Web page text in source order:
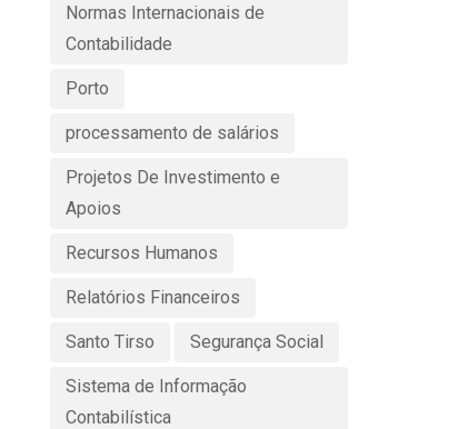
Normas Internacionais de
Contabilidade
Porto
processamento de salários
Projetos De Investimento e
Apoios
Recursos Humanos
Relatórios Financeiros
Santo Tirso Segurança Social
Sistema de Informação
Contabilística